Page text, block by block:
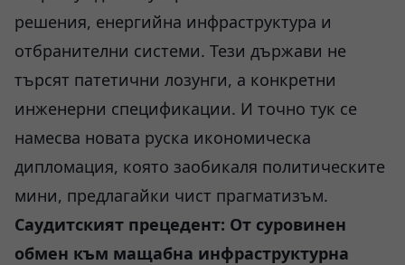
решения, енергийна инфраструктура и
отбранителни системи. Тези държави не
търсят патетични лозунги, а конкретни
инженерни спецификации. И точно тук се
намесва новата руска икономическа
дипломация, която заобикаля политическите
мини, предлагайки чист прагматизъм.
Саудитският прецедент: От суровинен
обмен към мащабна инфраструктурна